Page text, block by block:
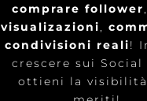
comprare follower,
visualizazioni,
condivisioni reali!
crescere sui Social
ottieni la visibilità